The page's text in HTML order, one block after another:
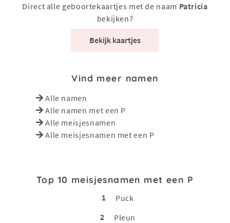
Direct alle geboortekaartjes met de naam Patricia
bekijken?
Bekijk kaartjes
Vind meer namen
Alle namen
Alle namen met een P
Alle meisjesnamen
Alle meisjesnamen met een P
Top 10 meisjesnamen met een P
1
Puck
2
Pleun